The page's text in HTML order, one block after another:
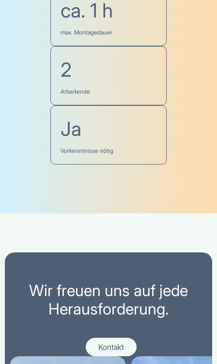
ca. 1 h
max. Montagedauer
2
Arbeitende
Ja
Vorkenntnisse nötig
Wir freuen uns auf jede
Herausforderung.
Kontakt